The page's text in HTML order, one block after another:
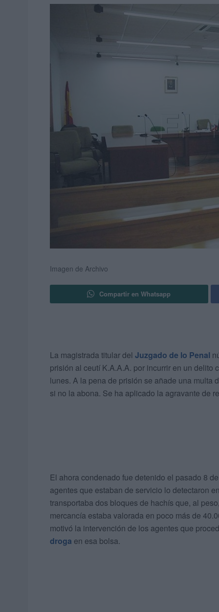
Imagen de Archivo
Compartir en Whatsapp
La magistrada titular del Juzgado de lo Penal
prisión al ceutí K.A.A.A. por incurrir en un
lunes. A la pena de prisión se añade una multa
si no la abona. Se ha aplicado la agravante de
El ahora condenado fue detenido el pasado 8
agentes que estaban de servicio lo detectaron
transportaba dos bloques de hachís que, al
mercancía estaba valorada en poco más de
motivó la intervención de los agentes que
droga en esa bolsa.